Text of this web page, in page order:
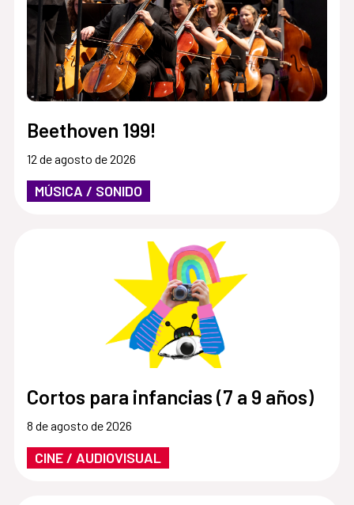
Beethoven 199!
12 de agosto de 2026
MÚSICA / SONIDO
Cortos para infancias (7 a 9 años)
8 de agosto de 2026
CINE / AUDIOVISUAL